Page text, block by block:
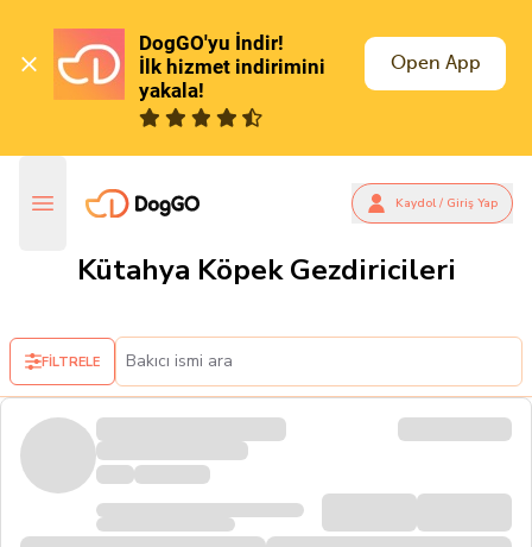
DogGO'yu İndir!
İlk hizmet indirimini
yakala!
Open App
Kaydol / Giriş Yap
Kütahya Köpek Gezdiricileri
FİLTRELE